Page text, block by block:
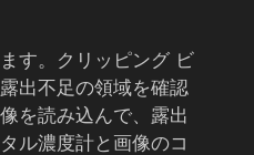
す。クリッピング ビ
出不足の領域を確認
を読み込んで、露出
ル濃度計と画像のコ